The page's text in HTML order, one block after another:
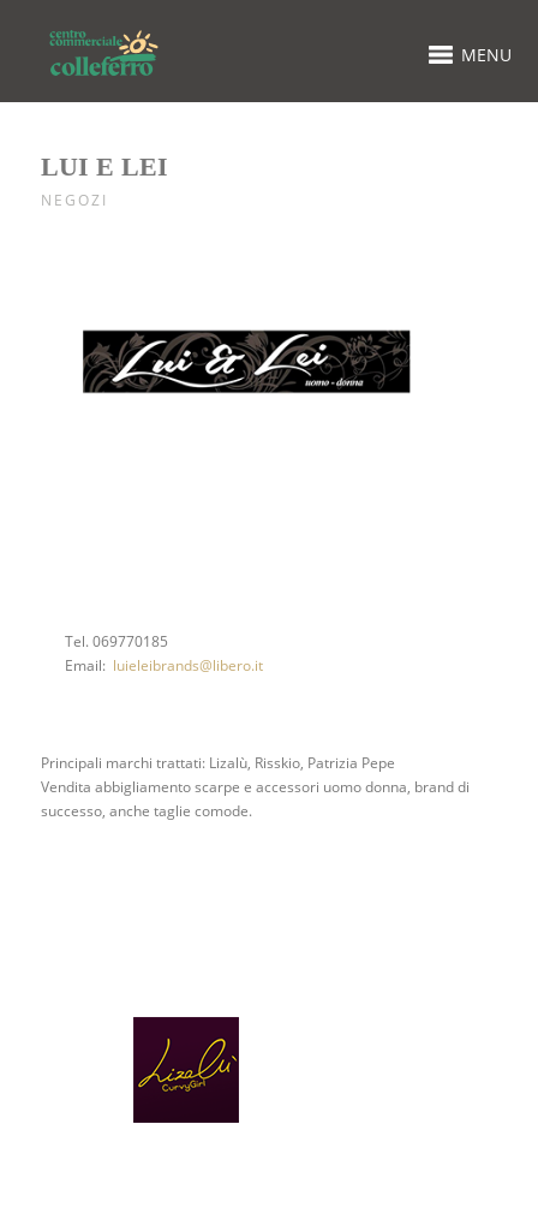
MENU
LUI E LEI
NEGOZI
Tel. 069770185
Email: luieleibrands@libero.it
Principali marchi trattati: Lizalù, Risskio, Patrizia Pepe
Vendita abbigliamento scarpe e accessori uomo donna, brand di
successo, anche taglie comode.